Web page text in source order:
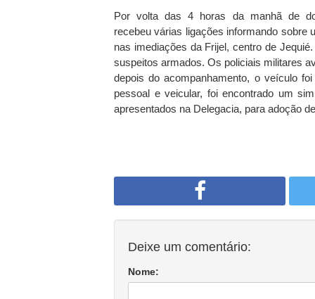
Por volta das 4 horas da manhã de
recebeu várias ligações informando sobre
nas imediações da Frijel, centro de
suspeitos armados. Os policiais militares
depois do acompanhamento, o veículo
pessoal e veicular, foi encontrado um
apresentados na Delegacia, para adoção
Deixe um comentário:
Nome: